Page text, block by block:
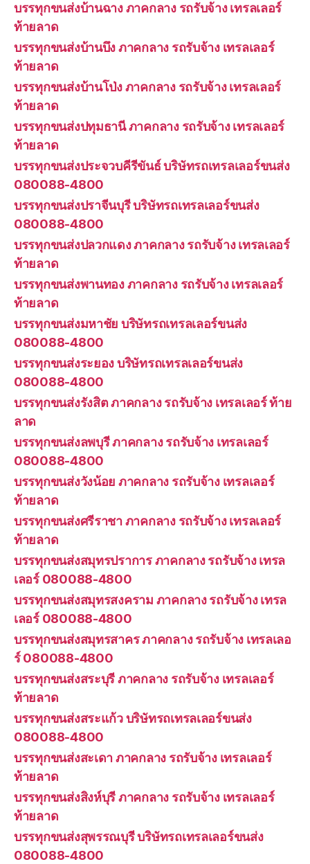
บรรทุกขนส่งบ้านฉาง ภาคกลาง รถรับจ้าง เทรลเลอร์
ท้ายลาด
บรรทุกขนส่งบ้านบึง ภาคกลาง รถรับจ้าง เทรลเลอร์
ท้ายลาด
บรรทุกขนส่งบ้านโป่ง ภาคกลาง รถรับจ้าง เทรลเลอร์
ท้ายลาด
บรรทุกขนส่งปทุมธานี ภาคกลาง รถรับจ้าง เทรลเลอร์
ท้ายลาด
บรรทุกขนส่งประจวบคีรีขันธ์ บริษัทรถเทรลเลอร์ขนส่ง
080088-4800
บรรทุกขนส่งปราจีนบุรี บริษัทรถเทรลเลอร์ขนส่ง
080088-4800
บรรทุกขนส่งปลวกแดง ภาคกลาง รถรับจ้าง เทรลเลอร์
ท้ายลาด
บรรทุกขนส่งพานทอง ภาคกลาง รถรับจ้าง เทรลเลอร์
ท้ายลาด
บรรทุกขนส่งมหาชัย บริษัทรถเทรลเลอร์ขนส่ง
080088-4800
บรรทุกขนส่งระยอง บริษัทรถเทรลเลอร์ขนส่ง
080088-4800
บรรทุกขนส่งรังสิต ภาคกลาง รถรับจ้าง เทรลเลอร์ ท้าย
ลาด
บรรทุกขนส่งลพบุรี ภาคกลาง รถรับจ้าง เทรลเลอร์
080088-4800
บรรทุกขนส่งวังน้อย ภาคกลาง รถรับจ้าง เทรลเลอร์
ท้ายลาด
บรรทุกขนส่งศรีราชา ภาคกลาง รถรับจ้าง เทรลเลอร์
ท้ายลาด
บรรทุกขนส่งสมุทรปราการ ภาคกลาง รถรับจ้าง เทรล
เลอร์ 080088-4800
บรรทุกขนส่งสมุทรสงคราม ภาคกลาง รถรับจ้าง เทรล
เลอร์ 080088-4800
บรรทุกขนส่งสมุทรสาคร ภาคกลาง รถรับจ้าง เทรลเลอ
ร์ 080088-4800
บรรทุกขนส่งสระบุรี ภาคกลาง รถรับจ้าง เทรลเลอร์
ท้ายลาด
บรรทุกขนส่งสระแก้ว บริษัทรถเทรลเลอร์ขนส่ง
080088-4800
บรรทุกขนส่งสะเดา ภาคกลาง รถรับจ้าง เทรลเลอร์
ท้ายลาด
บรรทุกขนส่งสิงห์บุรี ภาคกลาง รถรับจ้าง เทรลเลอร์
ท้ายลาด
บรรทุกขนส่งสุพรรณบุรี บริษัทรถเทรลเลอร์ขนส่ง
080088-4800